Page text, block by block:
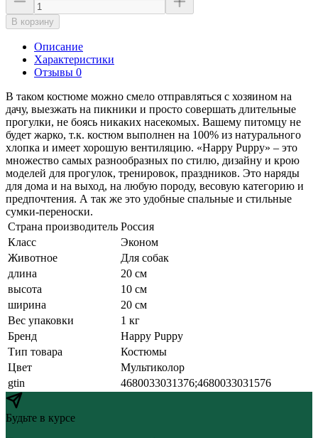
В корзину
Описание
Характеристики
Отзывы 0
В таком костюме можно смело отправляться с хозяином на
дачу, выезжать на пикники и просто совершать длительные
прогулки, не боясь никаких насекомых. Вашему питомцу не
будет жарко, т.к. костюм выполнен на 100% из натурального
хлопка и имеет хорошую вентиляцию. «Happy Puppy» – это
множество самых разнообразных по стилю, дизайну и крою
моделей для прогулок, тренировок, праздников. Это наряды
для дома и на выход, на любую породу, весовую категорию и
предпочтения. А так же это удобные спальные и стильные
сумки-переноски.
Страна производитель Россия
Класс
Эконом
Животное
Для собак
длина
20 см
высота
10 см
ширина
20 см
Вес упаковки
1 кг
Бренд
Happy Puppy
Тип товара
Костюмы
Цвет
Мультиколор
gtin
4680033031376;4680033031576
Будьте в курсе